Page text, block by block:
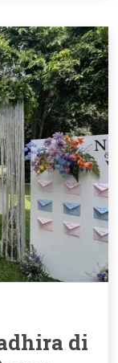
di